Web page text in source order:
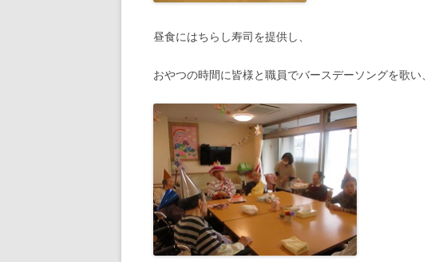
昼食にはちらし寿司を提供し、
おやつの時間に皆様と職員でバースデーソングを歌い、